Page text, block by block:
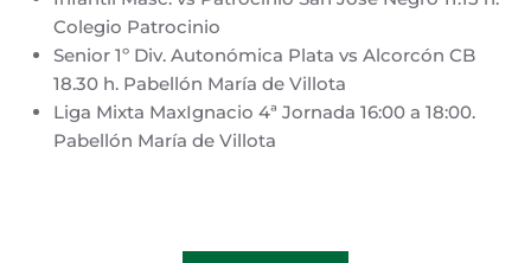
Colegio Patrocinio
Senior 1º Div. Autonómica Plata vs Alcorcón CB
18.30 h. Pabellón María de Villota
Liga Mixta MaxIgnacio 4ª Jornada 16:00 a 18:00.
Pabellón María de Villota